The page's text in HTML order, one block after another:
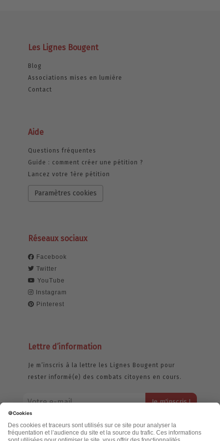
Les Lignes Bougent
Blog
Associations mises en lumière
Contact
Aide
Questions fréquentes
Guide : comment créer une pétition ?
Lancez votre 1ère pétition
Paramètres cookies
Réseaux sociaux
Facebook
Twitter
YouTube
Instagram
Pinterest
Lettre d’information
Je m’inscris à la lettre les Lignes Bougent pour
rester informé(e) des combats citoyens en cours.
jamais échangée. Pour consulter notre politique de confidentialité,
cliquez ici.